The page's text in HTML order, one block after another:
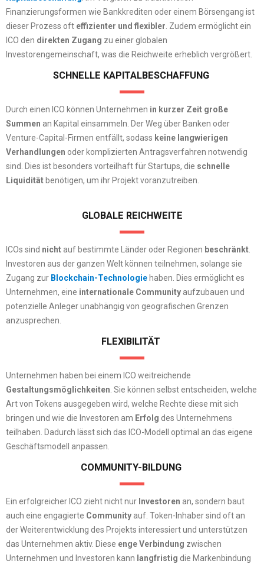
Finanzierungsformen wie Bankkrediten oder einem Börsengang ist
dieser Prozess oft effizienter und flexibler . Zudem ermöglicht ein
ICO den direkten Zugang zu einer globalen
Investorengemeinschaft, was die Reichweite erheblich vergrößert.
SCHNELLE KAPITALBESCHAFFUNG
Durch einen ICO können Unternehmen in kurzer Zeit große
Summen an Kapital einsammeln. Der Weg über Banken oder
Venture-Capital-Firmen entfällt, sodass keine langwierigen
Verhandlungen oder komplizierten Antragsverfahren notwendig
sind. Dies ist besonders vorteilhaft für Startups, die schnelle
Liquidität benötigen, um ihr Projekt voranzutreiben.
GLOBALE REICHWEITE
ICOs sind nicht auf bestimmte Länder oder Regionen beschränkt
Investoren aus der ganzen Welt können teilnehmen, solange sie
Zugang zur Blockchain-Technologie haben. Dies ermöglicht es
Unternehmen, eine internationale Community aufzubauen und
potenzielle Anleger unabhängig von geografischen Grenzen
anzusprechen.
FLEXIBILITÄT
Unternehmen haben bei einem ICO weitreichende
Gestaltungsmöglichkeiten . Sie können selbst entscheiden, welche
Art von Tokens ausgegeben wird, welche Rechte diese mit sich
bringen und wie die Investoren am Erfolg des Unternehmens
teilhaben. Dadurch lässt sich das ICO-Modell optimal an das eigene
Geschäftsmodell anpassen.
COMMUNITY-BILDUNG
Ein erfolgreicher ICO zieht nicht nur Investoren an, sondern baut
auch eine engagierte Community auf. Token-Inhaber sind oft an
der Weiterentwicklung des Projekts interessiert und unterstützen
das Unternehmen aktiv. Diese enge Verbindung zwischen
Unternehmen und Investoren kann langfristig die Markenbindung